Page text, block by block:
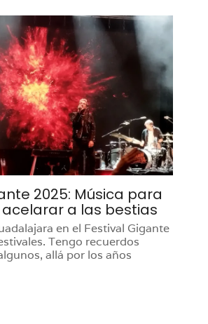
2025: Música para
a las bestias
en el Festival Gigante
Tengo recuerdos
allá por los años